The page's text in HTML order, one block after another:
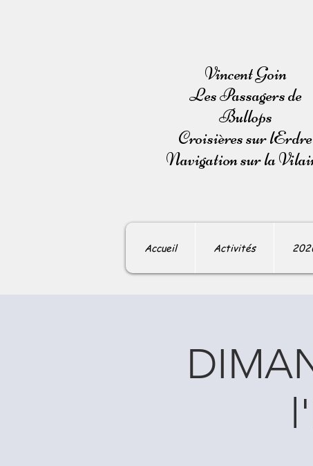
Vincent Goin
Les Passagers de
Bullops
Croisières sur lErdre
Navigation sur la
Accueil Activités